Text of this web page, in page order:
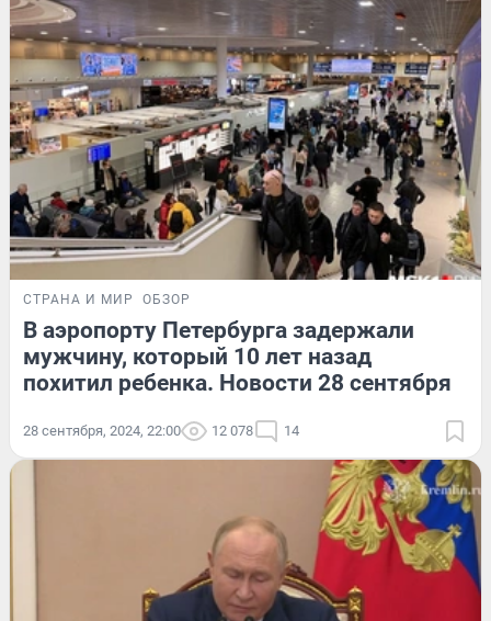
СТРАНА И МИР ОБЗОР
В аэропорту Петербурга задержали
мужчину, который 10 лет назад
похитил ребенка. Новости 28 сентября
28 сентября, 2024, 22:00 12 078 14